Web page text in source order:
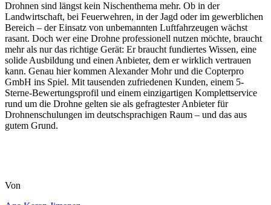
Drohnen sind längst kein Nischenthema mehr. Ob in der
Landwirtschaft, bei Feuerwehren, in der Jagd oder im gewerblichen
Bereich – der Einsatz von unbemannten Luftfahrzeugen wächst
rasant. Doch wer eine Drohne professionell nutzen möchte, braucht
mehr als nur das richtige Gerät: Er braucht fundiertes Wissen, eine
solide Ausbildung und einen Anbieter, dem er wirklich vertrauen
kann. Genau hier kommen Alexander Mohr und die Copterpro
GmbH ins Spiel. Mit tausenden zufriedenen Kunden, einem 5-
Sterne-Bewertungsprofil und einem einzigartigen Komplettservice
rund um die Drohne gelten sie als gefragtester Anbieter für
Drohnenschulungen im deutschsprachigen Raum – und das aus
gutem Grund.
Von